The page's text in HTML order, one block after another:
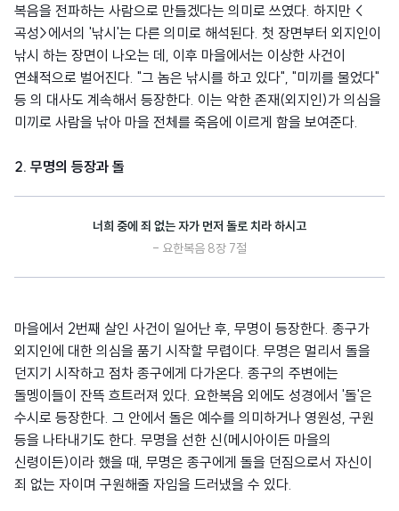
복음을 전파하는 사람으로 만들겠다는 의미로 쓰였다. 하지만 <
곡성>에서의 '낚시'는 다른 의미로 해석된다. 첫 장면부터 외지인이
낚시 하는 장면이 나오는 데, 이후 마을에서는 이상한 사건이
연쇄적으로 벌어진다. "그 놈은 낚시를 하고 있다", "미끼를 물었다"
등 의 대사도 계속해서 등장한다. 이는 악한 존재(외지인)가 의심을
미끼로 사람을 낚아 마을 전체를 죽음에 이르게 함을 보여준다.
2. 무명의 등장과 돌
너희 중에 죄 없는 자가 먼저 돌로 치라 하시고
- 요한복음 8장 7절
마을에서 2번째 살인 사건이 일어난 후, 무명이 등장한다. 종구가
외지인에 대한 의심을 품기 시작할 무렵이다. 무명은 멀리서 돌을
던지기 시작하고 점차 종구에게 다가온다. 종구의 주변에는
돌멩이들이 잔뜩 흐트러져 있다. 요한복음 외에도 성경에서 '돌'은
수시로 등장한다. 그 안에서 돌은 예수를 의미하거나 영원성, 구원
등을 나타내기도 한다. 무명을 선한 신(메시아이든 마을의
신령이든)이라 했을 때, 무명은 종구에게 돌을 던짐으로서 자신이
죄 없는 자이며 구원해줄 자임을 드러냈을 수 있다.